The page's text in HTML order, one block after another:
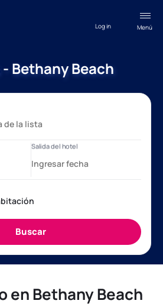
Menú
Log in
Bethany Beach
en Bethany Beach